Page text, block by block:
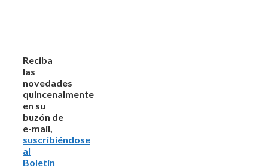
Reciba
las
novedades
quincenalmente
en su
buzón de
e-mail,
suscribiéndose
al
Boletín